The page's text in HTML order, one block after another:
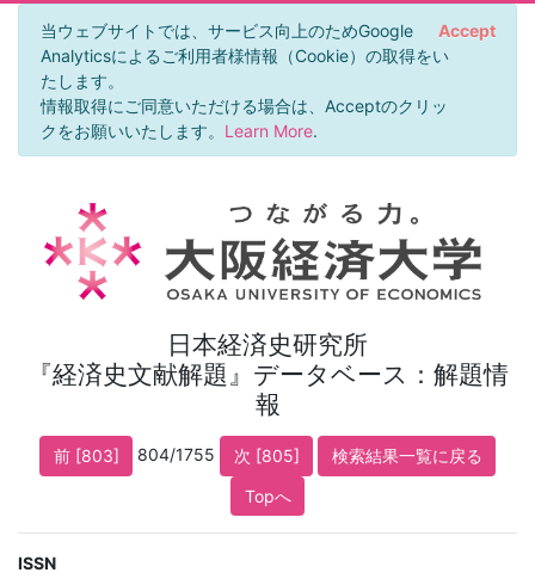
当ウェブサイトでは、サービス向上のためGoogle
Analyticsによるご利用者様情報（Cookie）の取得をい
たします。
情報取得にご同意いただける場合は、Acceptのクリッ
クをお願いいたします。 Learn More.
Accept
日本経済史研究所
『経済史文献解題』データベース：解題情
報
前 [803] 804/1755 次 [805]
検索結果一覧に戻る
Topへ
ISSN